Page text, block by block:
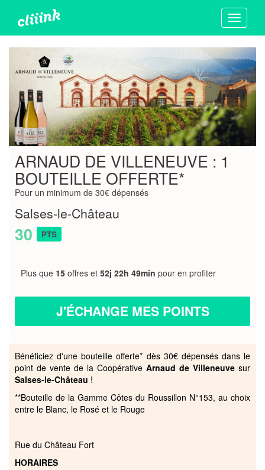
Toggle
ARNAUD DE VILLENEUVE : 1
BOUTEILLE OFFERTE*
Pour un minimum de 30€ dépensés
Salses-le-Château
30 PTS
Plus que 15 offres et 52j 22h 49min pour en profiter
J'ÉCHANGE MES POINTS
Bénéficiez d'une bouteille offerte* dès 30€ dépensés dans le
point de vente de la Coopérative Arnaud de Villeneuve sur
Salses-le-Château !
**Bouteille de la Gamme Côtes du Roussillon N°153, au choix
entre le Blanc, le Rosé et le Rouge
Rue du Château Fort
HORAIRES